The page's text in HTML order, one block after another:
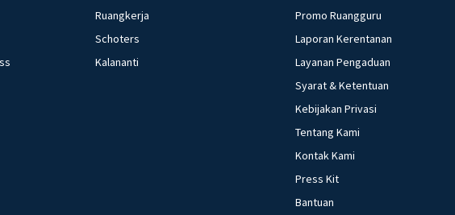
Ruangkerja
Schoters
Kalananti
Promo Ruangguru
Laporan Kerentanan
Layanan Pengaduan
Syarat & Ketentuan
Kebijakan Privasi
Tentang Kami
Kontak Kami
Press Kit
Bantuan